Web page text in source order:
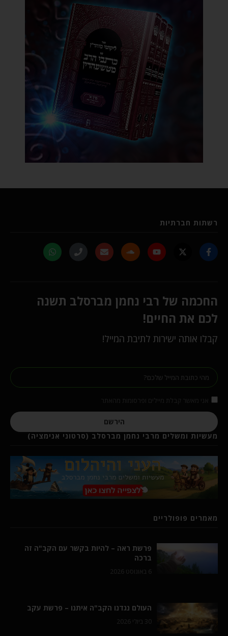
רשתות חברתיות
החכמה של רבי נחמן מברסלב תשנה
לכם את החיים!
קבלו אותה ישירות לתיבת המייל!
הירשם
מעשיות ומשלים מרבי נחמן מברסלב (סרטוני אנימציה)
מאמרים פופולריים
פרשת ראה – להיות בקשר עם הקב"ה זה
ברכה
6 באוגוסט 2026
העולם נגדנו הקב"ה איתנו – פרשת עקב
30 ביולי 2026